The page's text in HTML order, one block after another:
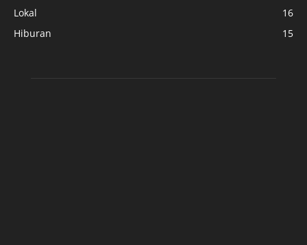
Lokal
16
Hiburan
15